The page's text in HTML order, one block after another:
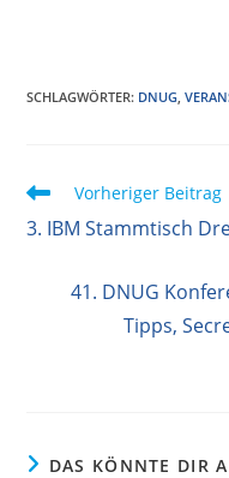
SCHLAGWÖRTER: DNUG,
Weitere
ansehen
Vorheriger Beitrag
3. IBM Stammtisch
41. DNUG
Tipps,
DAS KÖNNTE DIR